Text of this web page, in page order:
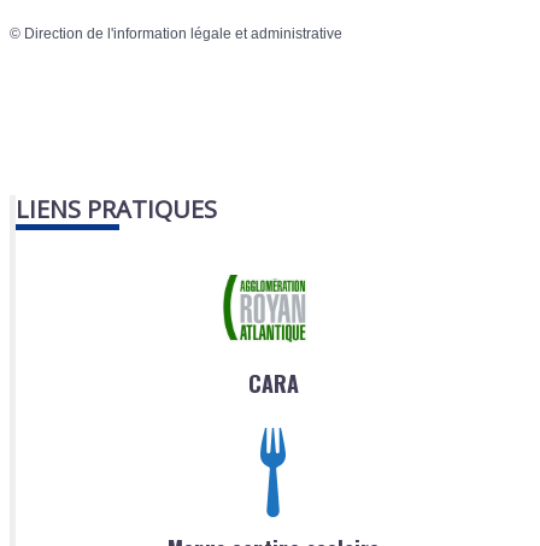
© Direction de l'information légale et administrative
LIENS PRATIQUES
CARA